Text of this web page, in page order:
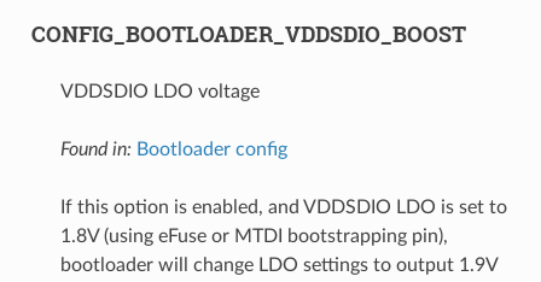
CONFIG_BOOTLOADER_VDDSDIO_BOOST
VDDSDIO LDO voltage
Found in: Bootloader config
If this option is enabled, and VDDSDIO LDO is set to
1.8V (using eFuse or MTDI bootstrapping pin),
bootloader will change LDO settings to output 1.9V